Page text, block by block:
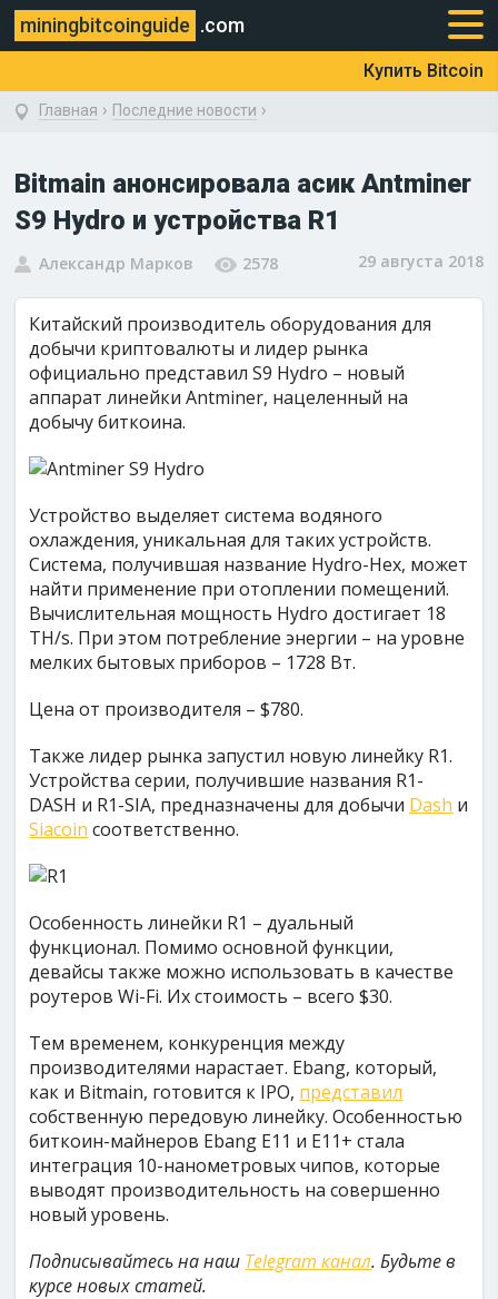
miningbitcoinguide .com
Купить Bitcoin
Главная › Последние новости ›
Bitmain анонсировала асик Antminer
S9 Hydro и устройства R1
Александр Марков 2578 29 августа 2018
Китайский производитель оборудования для
добычи криптовалюты и лидер рынка
официально представил S9 Hydro – новый
аппарат линейки Antminer, нацеленный на
добычу биткоина.
Устройство выделяет система водяного
охлаждения, уникальная для таких устройств.
Cистема, получившая название Hydro-Hex, может
найти применение при отоплении помещений.
Вычислительная мощность Hydro достигает 18
TH/s. При этом потребление энергии – на уровне
мелких бытовых приборов – 1728 Вт.
Цена от производителя – $780.
Также лидер рынка запустил новую линейку R1.
Устройства серии, получившие названия R1-
DASH и R1-SIA, предназначены для добычи Dash и
Siacoin соответственно.
Особенность линейки R1 – дуальный
функционал. Помимо основной функции,
девайсы также можно использовать в качестве
роутеров Wi-Fi. Их стоимость – всего $30.
Тем временем, конкуренция между
производителями нарастает. Ebang, который,
как и Bitmain, готовится к IPO, представил
собственную передовую линейку. Особенностью
биткоин-майнеров Ebang E11 и E11+ стала
интеграция 10-нанометровых чипов, которые
выводят производительность на совершенно
новый уровень.
Подписывайтесь на наш Telegram канал. Будьте в
курсе новых статей.